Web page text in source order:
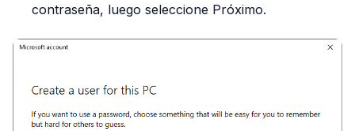
contraseña, luego seleccione Próximo.